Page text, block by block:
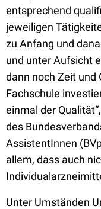
entsprechend
jeweiligen
zu Anfang und
und unter Aufsicht
dann noch Zeit und
Fachschule
einmal der
des
AssistentInnen
allem, dass auch
Unter Umständen